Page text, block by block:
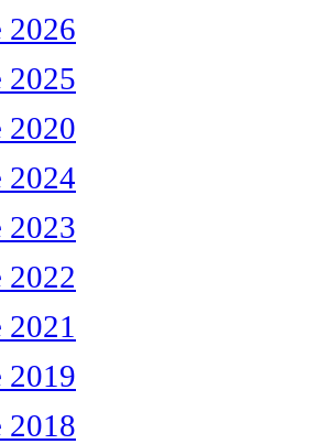
2026
2025
2020
2024
2023
2022
2021
2019
2018